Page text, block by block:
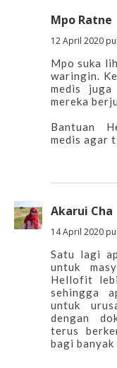
Mpo Ratne
12 April 2020
Mpo suka
waringin.
medis
mereka
Bantuan
medis agar
Akarui Cha
14 April 2020
Satu lagi
untuk
Hellofit
sehingga
untuk
dengan
terus
bagi